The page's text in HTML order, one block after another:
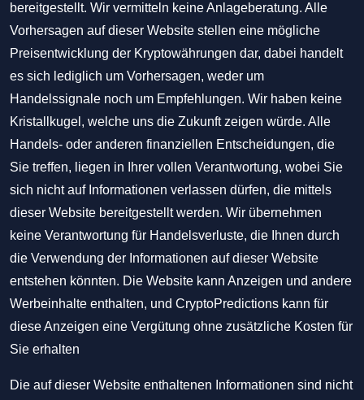
bereitgestellt. Wir vermitteln keine Anlageberatung. Alle
Vorhersagen auf dieser Website stellen eine mögliche
Preisentwicklung der Kryptowährungen dar, dabei handelt
es sich lediglich um Vorhersagen, weder um
Handelssignale noch um Empfehlungen. Wir haben keine
Kristallkugel, welche uns die Zukunft zeigen würde. Alle
Handels- oder anderen finanziellen Entscheidungen, die
Sie treffen, liegen in Ihrer vollen Verantwortung, wobei Sie
sich nicht auf Informationen verlassen dürfen, die mittels
dieser Website bereitgestellt werden. Wir übernehmen
keine Verantwortung für Handelsverluste, die Ihnen durch
die Verwendung der Informationen auf dieser Website
entstehen könnten. Die Website kann Anzeigen und andere
Werbeinhalte enthalten, und CryptoPredictions kann für
diese Anzeigen eine Vergütung ohne zusätzliche Kosten für
Sie erhalten
Die auf dieser Website enthaltenen Informationen sind nicht